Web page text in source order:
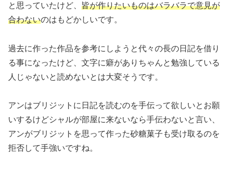
と思っていたけど、 皆が作りたいものはバラバラで意見が
合わないのはもどかしいです。
過去に作った作品を参考にしようと代々の長の日記を借り
る事になったけど、文字に癖がありちゃんと勉強している
人じゃないと読めないとは大変そうです。
アンはブリジットに日記を読むのを手伝って欲しいとお願
いするけどシャルが部屋に来ないなら手伝わないと言い、
アンがブリジットを思って作った砂糖菓子も受け取るのを
拒否して手強いですね。